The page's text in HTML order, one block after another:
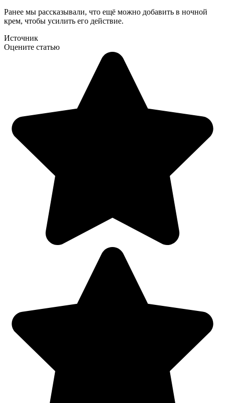
Ранее мы рассказывали, что ещё можно добавить в ночной
крем, чтобы усилить его действие.
Источник
Оцените статью